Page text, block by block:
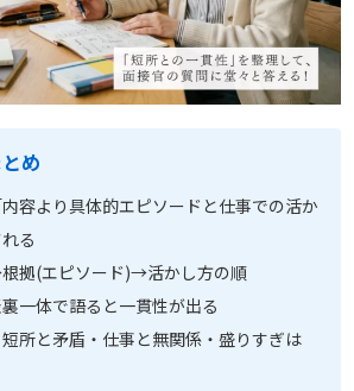
め
容より具体的エピソードと仕事での活か
る
拠(エピソード)→活かし方の順
一体で語ると一貫性が出る
所と矛盾・仕事と無関係・盛りすぎは